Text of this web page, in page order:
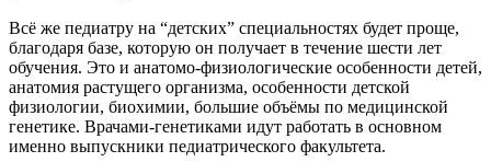
Всё же педиатру на “детских” специальностях будет проще,
благодаря базе, которую он получает в течение шести лет
обучения. Это и анатомо-физиологические особенности детей,
анатомия растущего организма, особенности детской
физиологии, биохимии, большие объёмы по медицинской
генетике. Врачами-генетиками идут работать в основном
именно выпускники педиатрического факультета.